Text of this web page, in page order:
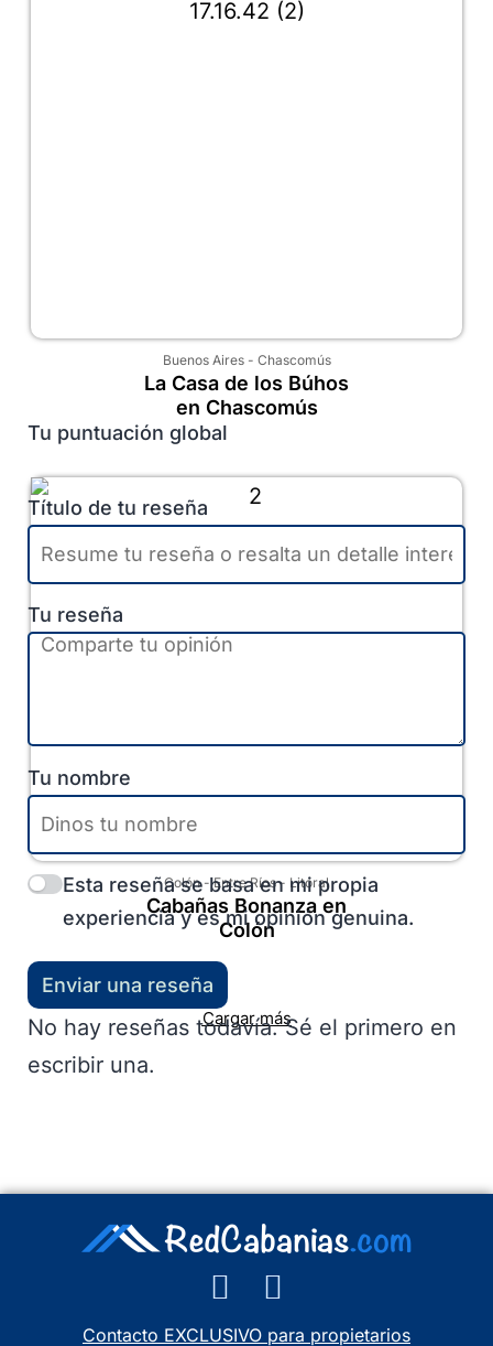
Buenos Aires- Chascomús
La Casa de los Búhos
en Chascomús
Colón-Entre Ríos- Litoral
Cabañas Bonanza en
Colón
Cargar más
Tu puntuación global
Título de tu reseña
Tu reseña
Tu nombre
Esta reseña se basa en mi propia
experiencia y es mi opinión genuina.
Enviar una reseña
No hay reseñas todavía. Sé el primero en
escribir una.
Contacto EXCLUSIVO para propietarios